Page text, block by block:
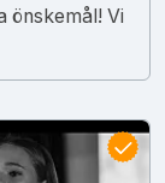
önskemål! Vi